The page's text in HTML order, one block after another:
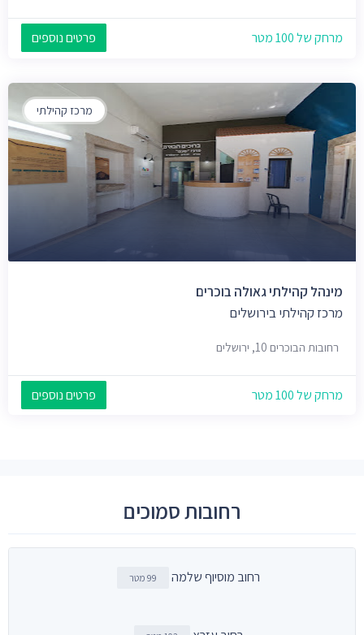
מרחק של 100 מטר פרטים נוספים
מרכז קהילתי
מינהל קהילתי גאולה בוכרים
מרכז קהילתי בירושלים
רחובות הבוכרים 10, ירושלים
מרחק של 100 מטר פרטים נוספים
רחובות סמוכים
רחוב מוסיוף שלמה 99 מטר